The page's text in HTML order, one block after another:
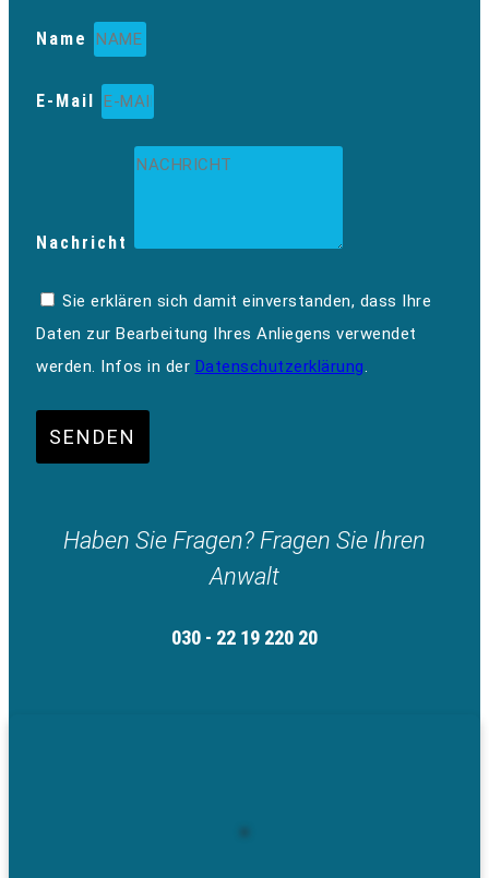
Name
E-Mail
Nachricht
Sie erklären sich damit einverstanden, dass Ihre
Daten zur Bearbeitung Ihres Anliegens verwendet
werden. Infos in der Datenschutzerklärung.
SENDEN
Haben Sie Fragen? Fragen Sie Ihren
Anwalt
030 - 22 19 220 20